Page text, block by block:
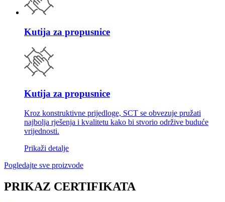
Kutija za propusnice
Kutija za propusnice
Kroz konstruktivne prijedloge, SCT se obvezuje pružati
najbolja rješenja i kvalitetu kako bi stvorio održive buduće
vrijednosti.
Prikaži detalje
Pogledajte sve proizvode
PRIKAZ CERTIFIKATA